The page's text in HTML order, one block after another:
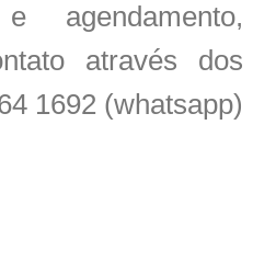
agendamento,
através dos
1692 (whatsapp)